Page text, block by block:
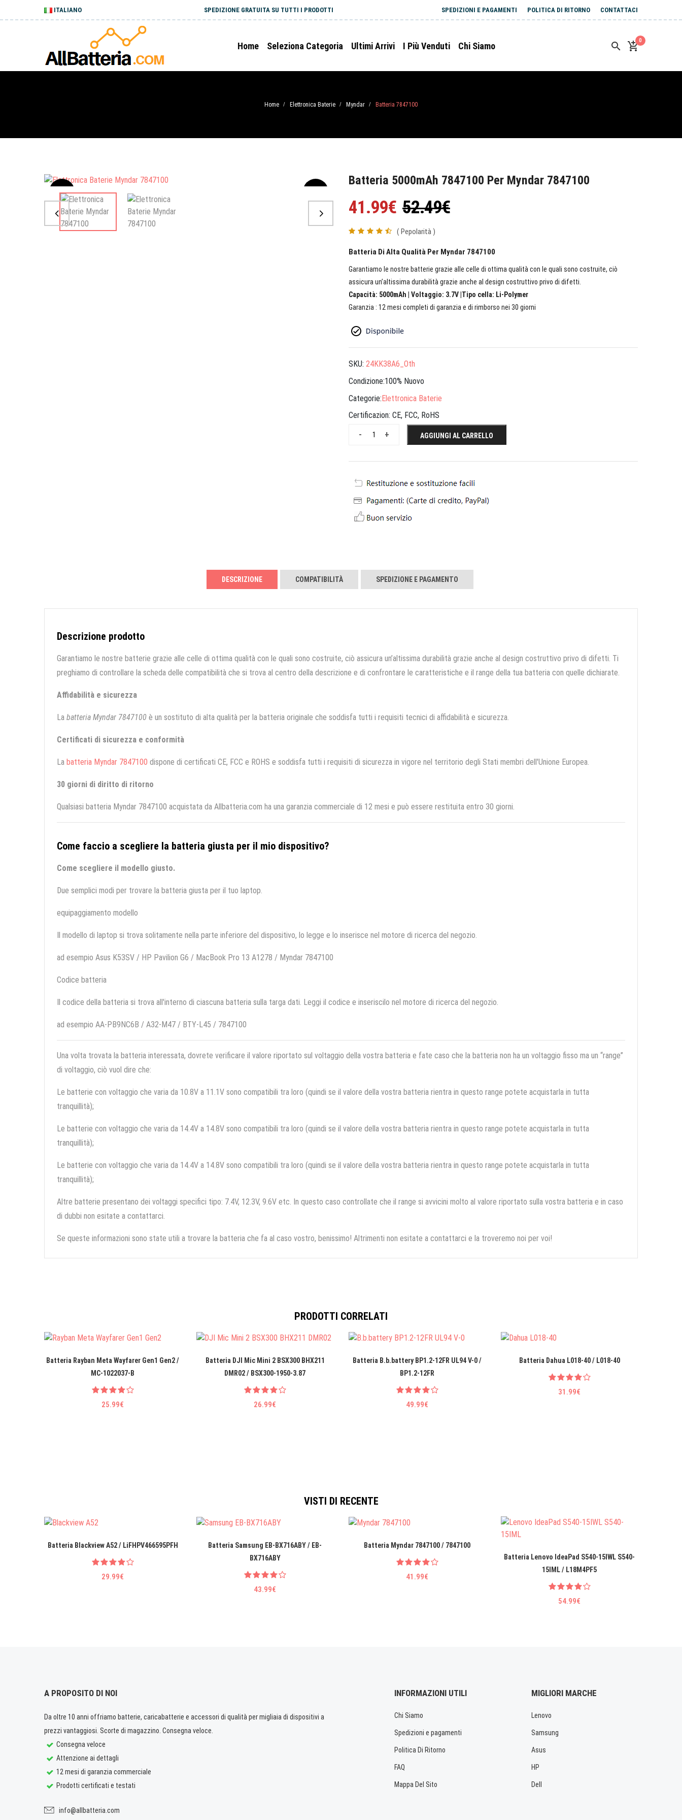
ITALIANO SPEDIZIONE GRATUITA SU TUTTI I PRODOTTI SPEDIZIONI E PAGAMENTI POLITICA DI RITORNO CONTATTACI
Home Seleziona Categoria Ultimi Arrivi I Più Venduti Chi Siamo
0
Home / Elettronica Baterie / Myndar / Batteria 7847100
Sale
Batteria 5000mAh 7847100 Per Myndar 7847100
41.99€ 52.49€
( Pepolarità )
Batteria Di Alta Qualità Per Myndar 7847100
Garantiamo le nostre batterie grazie alle celle di ottima qualità con le quali sono costruite, ciò
assicura un’altissima durabilità grazie anche al design costruttivo privo di difetti.
Capacità: 5000mAh | Voltaggio: 3.7V |Tipo cella: Li-Polymer
Garanzia : 12 mesi completi di garanzia e di rimborso nei 30 giorni
SKU: 24KK38A6_Oth
Condizione:100% Nuovo
Categorie:Elettronica Baterie
Certificazion: CE, FCC, RoHS
+
- AGGIUNGI AL CARRELLO
DESCRIZIONE COMPATIBILITÀ SPEDIZIONE E PAGAMENTO
Descrizione prodotto
Garantiamo le nostre batterie grazie alle celle di ottima qualità con le quali sono costruite, ciò assicura un’altissima durabilità grazie anche al design costruttivo privo di difetti. Ti
preghiamo di controllare la scheda delle compatibilità che si trova al centro della descrizione e di confrontare le caratteristiche e il range della tua batteria con quelle dichiarate.
Affidabilità e sicurezza
La batteria Myndar 7847100 è un sostituto di alta qualità per la batteria originale che soddisfa tutti i requisiti tecnici di affidabilità e sicurezza.
Certificati di sicurezza e conformità
La batteria Myndar 7847100 dispone di certificati CE, FCC e ROHS e soddisfa tutti i requisiti di sicurezza in vigore nel territorio degli Stati membri dell'Unione Europea.
30 giorni di diritto di ritorno
Qualsiasi batteria Myndar 7847100 acquistata da Allbatteria.com ha una garanzia commerciale di 12 mesi e può essere restituita entro 30 giorni.
Come faccio a scegliere la batteria giusta per il mio dispositivo?
Come scegliere il modello giusto.
Due semplici modi per trovare la batteria giusta per il tuo laptop.
equipaggiamento modello
Il modello di laptop si trova solitamente nella parte inferiore del dispositivo, lo legge e lo inserisce nel motore di ricerca del negozio.
ad esempio Asus K53SV / HP Pavilion G6 / MacBook Pro 13 A1278 / Myndar 7847100
Codice batteria
Il codice della batteria si trova all'interno di ciascuna batteria sulla targa dati. Leggi il codice e inseriscilo nel motore di ricerca del negozio.
ad esempio AA-PB9NC6B / A32-M47 / BTY-L45 / 7847100
Una volta trovata la batteria interessata, dovrete verificare il valore riportato sul voltaggio della vostra batteria e fate caso che la batteria non ha un voltaggio fisso ma un “range”
di voltaggio, ciò vuol dire che:
Le batterie con voltaggio che varia da 10.8V a 11.1V sono compatibili tra loro (quindi se il valore della vostra batteria rientra in questo range potete acquistarla in tutta
tranquillità);
Le batterie con voltaggio che varia da 14.4V a 14.8V sono compatibili tra loro (quindi se il valore della vostra batteria rientra in questo range potete acquistarla in tutta
tranquillità);
Le batterie con voltaggio che varia da 14.4V a 14.8V sono compatibili tra loro (quindi se il valore della vostra batteria rientra in questo range potete acquistarla in tutta
tranquillità);
Altre batterie presentano dei voltaggi specifici tipo: 7.4V, 12.3V, 9.6V etc. In questo caso controllate che il range si avvicini molto al valore riportato sulla vostra batteria e in caso
di dubbi non esitate a contattarci.
Se queste informazioni sono state utili a trovare la batteria che fa al caso vostro, benissimo! Altrimenti non esitate a contattarci e la troveremo noi per voi!
PRODOTTI CORRELATI
Batteria Rayban Meta Wayfarer Gen1 Gen2 /
MC-1022037-B
25.99€
Batteria DJI Mic Mini 2 BSX300 BHX211
DMR02 / BSX300-1950-3.87
26.99€
Batteria B.b.battery BP1.2-12FR UL94 V-0 /
BP1.2-12FR
49.99€
Batteria Dahua L018-40 / L018-40
31.99€
VISTI DI RECENTE
Batteria Blackview A52 / LiFHPV466595PFH
29.99€
Batteria Samsung EB-BX716ABY / EB-
BX716ABY
43.99€
Batteria Myndar 7847100 / 7847100
41.99€
Batteria Lenovo IdeaPad S540-15IWL S540-
15IML / L18M4PF5
54.99€
A PROPOSITO DI NOI
Da oltre 10 anni offriamo batterie, caricabatterie e accessori di qualità per migliaia di dispositivi a
prezzi vantaggiosi. Scorte di magazzino. Consegna veloce.
Consegna veloce
Attenzione ai dettagli
12 mesi di garanzia commerciale
Prodotti certificati e testati
info@allbatteria.com
INFORMAZIONI UTILI
Chi Siamo
Spedizioni e pagamenti
Politica Di Ritorno
FAQ
Mappa Del Sito
MIGLIORI MARCHE
Lenovo
Samsung
Asus
HP
Dell